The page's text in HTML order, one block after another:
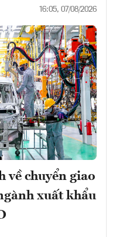
16:05, 07/08/2026
về chuyển giao
xuất khẩu